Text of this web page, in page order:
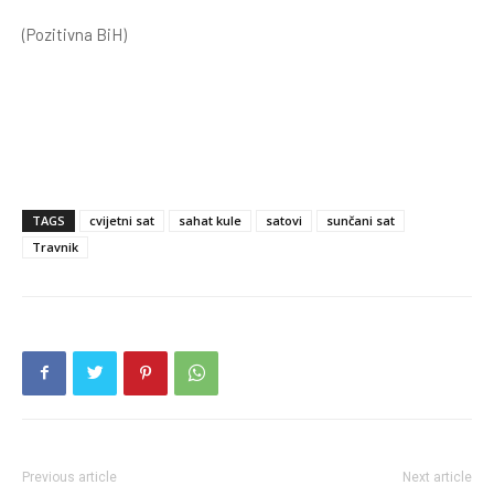
(Pozitivna BiH)
TAGS cvijetni sat sahat kule satovi
sunčani sat
Travnik
Previous article Next article